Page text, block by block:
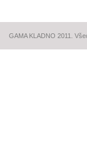
GAMA KLADNO 2011.